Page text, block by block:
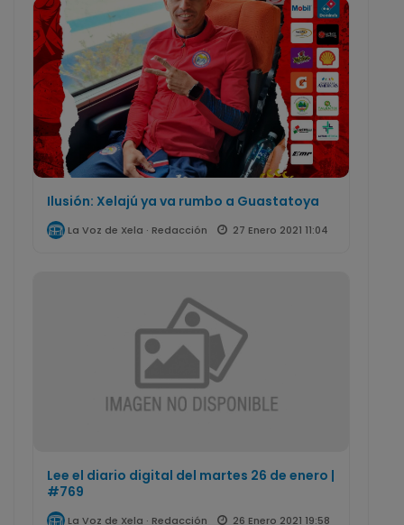
Ilusión: Xelajú ya va rumbo a Guastatoya
La Voz de Xela · Redacción 27 Enero 2021 11:04
Lee el diario digital del martes 26 de enero |
#769
La Voz de Xela · Redacción 26 Enero 2021 19:58